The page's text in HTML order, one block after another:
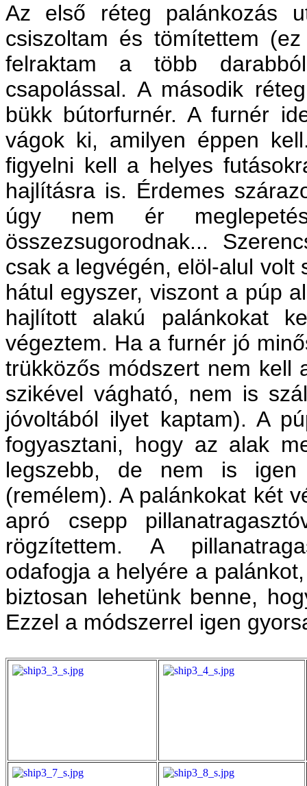
Az első réteg palánkozás
csiszoltam és tömítettem
felraktam a több
csapolással. A második
bükk bútorfurnér. A furnér
vágok ki, amilyen éppen
figyelni kell a helyes
hajlításra is. Érdemes
úgy nem ér
összezsugorodnak...
csak a legvégén, elöl-alul volt
hátul egyszer, viszont a púp
hajlított alakú palánkokat
végeztem. Ha a furnér jó
trükközős módszert nem kell
szikével vágható, nem is
jóvoltából ilyet kaptam). A
fogyasztani, hogy az alak
legszebb, de nem is
(remélem). A palánkokat két
apró csepp
rögzítettem. A
odafogja a helyére a
biztosan lehetünk benne,
Ezzel a módszerrel igen